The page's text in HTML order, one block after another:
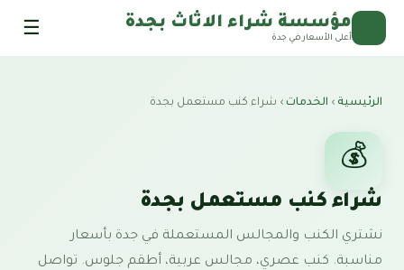
مؤسسة شراء الاثاث بجدة
أعلى الأسعار في جدة ☰
الرئيسية › الخدمات › شراء كنب مستعمل بجدة
💰
شراء كنب مستعمل بجدة
نشتري الكنب والمجالس المستعملة في جدة بأسعار
مناسبة. كنب عصري، مجالس عربية، أطقم جلوس. تواصل